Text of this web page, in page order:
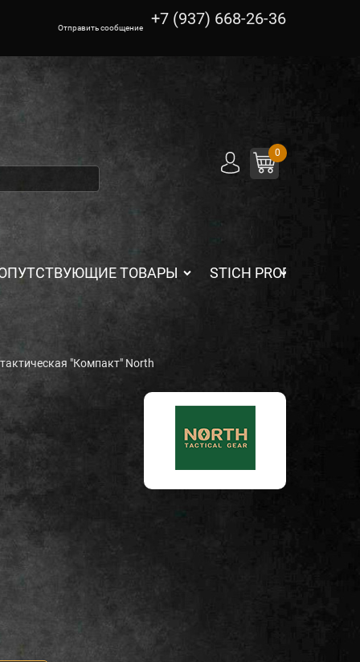
Отправить сообщение +7 (937) 668-26-36
0
ТОВАРЫ STICH PROFI
"Компакт" North